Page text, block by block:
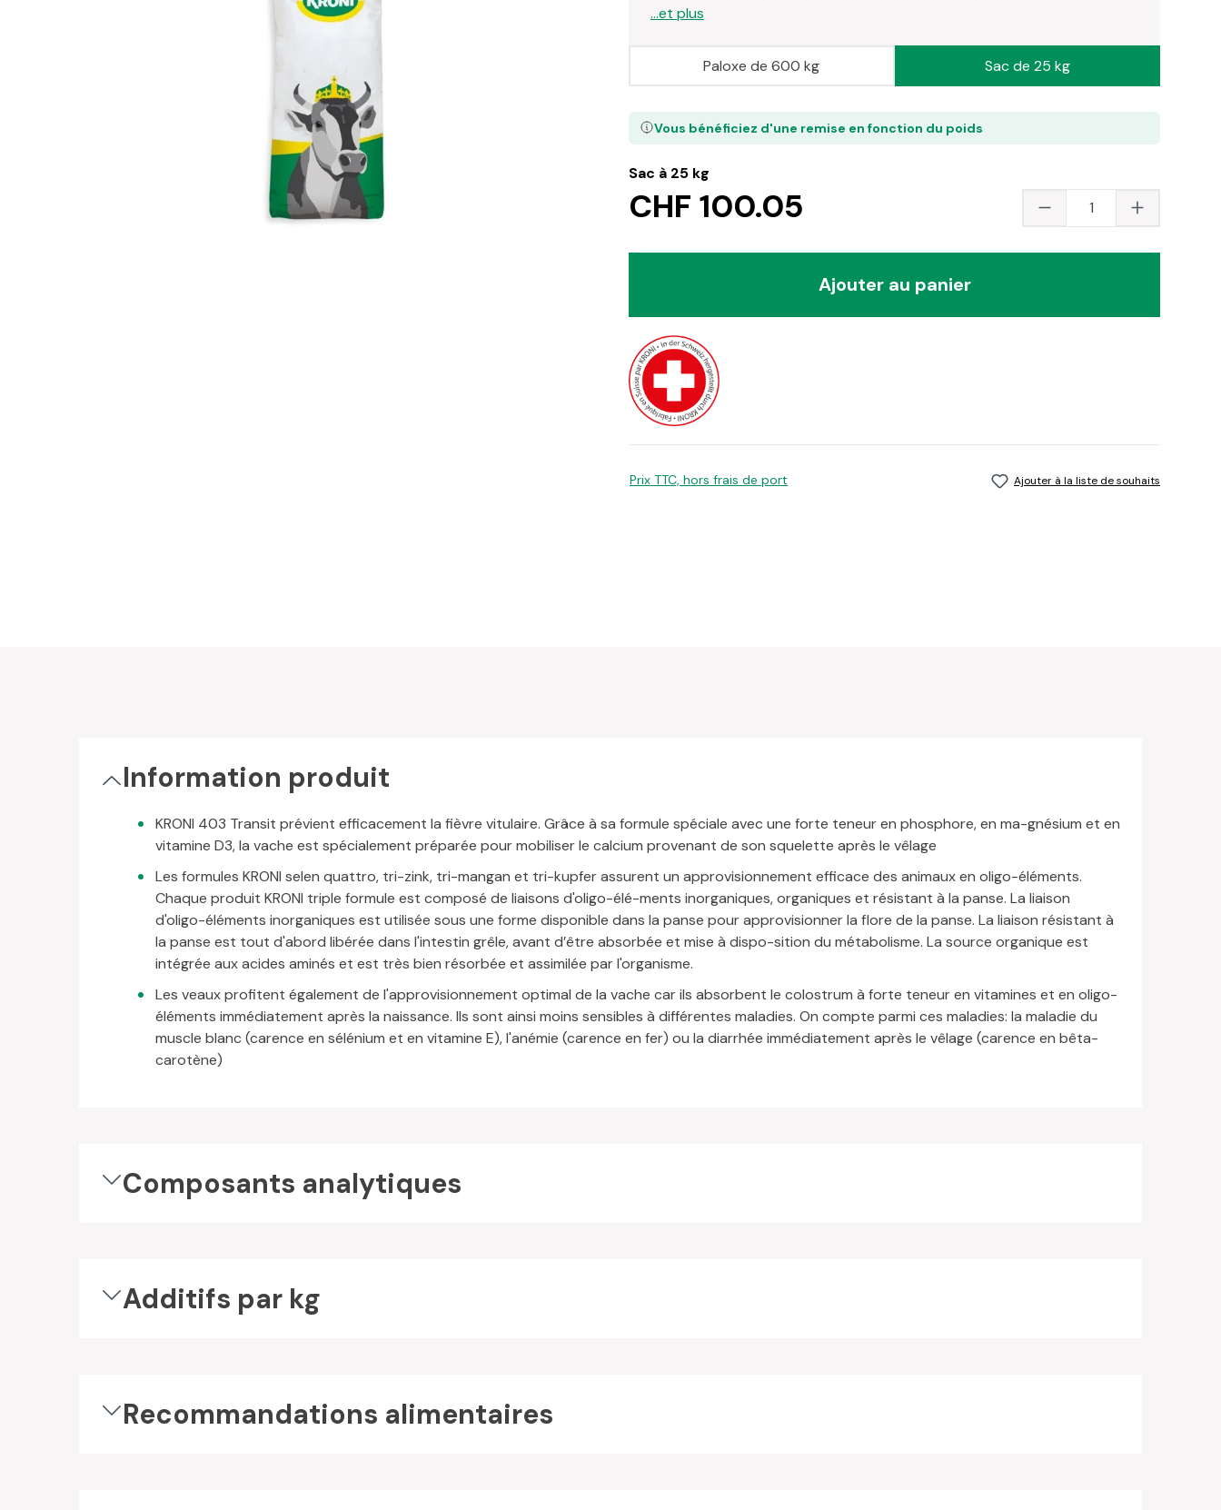
...et plus
Sac à 25 kg
CHF 100.05
Vous bénéficiez d'une remise en fonction du poids
Paloxe de 600 kg Sac de 25 kg
Quantité du
Ajouter au panier
Prix TTC, hors frais de port Ajouter à la liste de souhaits
Information produit
KRONI 403 Transit prévient efficacement la fièvre vitulaire. Grâce à sa formule spéciale avec une forte teneur en phosphore, en ma-gnésium et en
vitamine D3, la vache est spécialement préparée pour mobiliser le calcium provenant de son squelette après le vêlage
Les formules KRONI selen quattro, tri-zink, tri-mangan et tri-kupfer assurent un approvisionnement efficace des animaux en oligo-éléments.
Chaque produit KRONI triple formule est composé de liaisons d'oligo-élé-ments inorganiques, organiques et résistant à la panse. La liaison
d'oligo-éléments inorganiques est utilisée sous une forme disponible dans la panse pour approvisionner la flore de la panse. La liaison résistant à
la panse est tout d'abord libérée dans l'intestin grêle, avant d’être absorbée et mise à dispo-sition du métabolisme. La source organique est
intégrée aux acides aminés et est très bien résorbée et assimilée par l'organisme.
Les veaux profitent également de l'approvisionnement optimal de la vache car ils absorbent le colostrum à forte teneur en vitamines et en oligo-
éléments immédiatement après la naissance. Ils sont ainsi moins sensibles à différentes maladies. On compte parmi ces maladies: la maladie du
muscle blanc (carence en sélénium et en vitamine E), l'anémie (carence en fer) ou la diarrhée immédiatement après le vêlage (carence en bêta-
carotène)
Composants analytiques
Additifs par kg
Recommandations alimentaires